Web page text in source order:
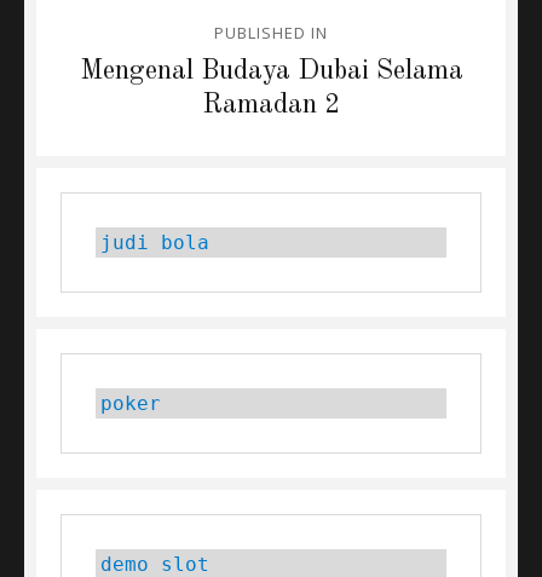
navigation
PUBLISHED IN
Mengenal Budaya Dubai Selama
Ramadan 2
judi bola
poker
demo slot